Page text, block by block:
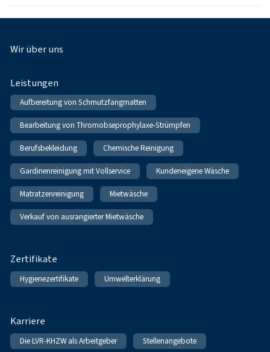
Fußnavigation
Wir über uns
Leistungen
Aufbereitung von Schmutzfangmatten
Bearbeitung von Thromobseprophylaxe-Strümpfen
Berufsbekleidung Chemische Reinigung
Gardinenreinigung mit Vollservice Kundeneigene Wäsche
Matratzenreinigung Mietwäsche
Verkauf von ausrangierter Mietwäsche
Zertifikate
Hygienezertifikate Umwelterklärung
Karriere
Die LVR-KHZW als Arbeitgeber Stellenangebote